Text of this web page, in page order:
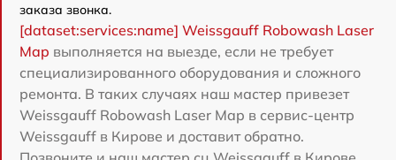
заказа звонка.
[dataset:services:name] Weissgauff Robowash Laser
Map выполняется на выезде, если не требует
специализированного оборудования и сложного
ремонта. В таких случаях наш мастер привезет
Weissgauff Robowash Laser Map в сервис-центр
Weissgauff в Кирове и доставит обратно.